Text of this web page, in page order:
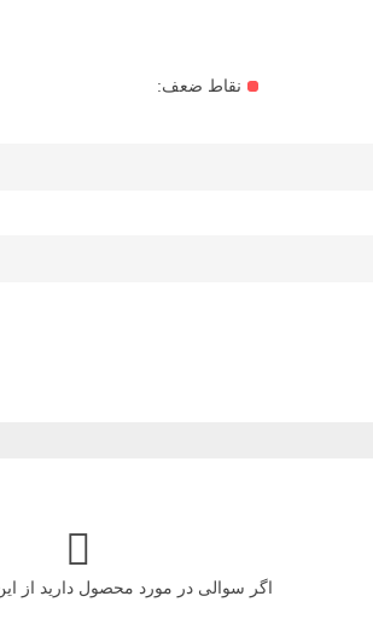
نقاط ضعف:
اگر سوالی در مورد محصول دارید از